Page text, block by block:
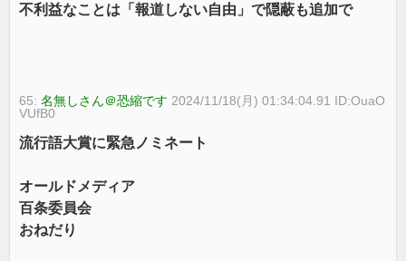
不利益なことは「報道しない自由」で隠蔽も追加で
65:名無しさん＠恐縮です 2024/11/18(月) 01:34:04.91 ID:OuaO
VUfB0
流行語大賞に緊急ノミネート
オールドメディア
百条委員会
おねだり